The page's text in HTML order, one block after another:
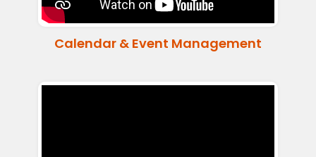
Calendar & Event Management